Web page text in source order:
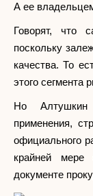
А ее
Говорят, что
поскольку
качества. То
этого сегмента
Но Алтушкин
применения,
официального
крайней
документе